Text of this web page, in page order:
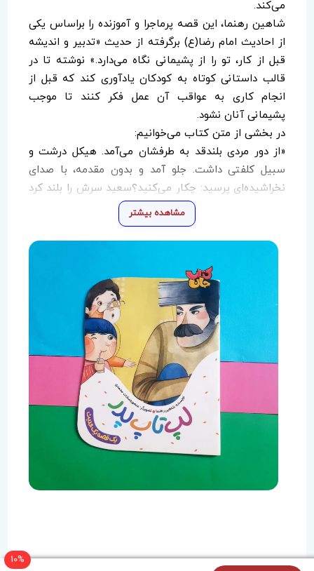
می‌کند.
شاهین رهنما، این قصه پرماجرا و آموزنده را براساس یکی
از احادیث امام رضا(ع) برگرفته از حدیث «تدبیر و اندیشه
قبل از کار، تو را از پشیمانی نگاه می‌دارد.» نوشته تا در
قالب داستانی کوتاه به کودکان یادآوری کند که قبل از
انجام کاری به عواقب آن عمل فکر کنند تا موجب
پشیمانی آنان نشود.
در بخشی از متن کتاب می‌خوانیم:
«از دور مردی بلندقد به طرفشان می‌آمد. هیکل درشت و
سبیل کلفتی داشت. جلو آمد و بدون مقدمه، با صدای
نخراشیده‌ای پرسید: چکار می‌کنید؟سعید سرش را بلند کرد
و جواب داد: دارم درستش می‌کنم. مرد چشم‌هایش را
درشت کرد و با جدیت ادامه داد: آن را از کجا آوردید؟بعد
سبیل‌های کلفتش را به سمت بالا هدایت کرد و مثل
پرسید: «نکند از کسی کش رفته باشید؟»
مشاهده بیشتر
10%